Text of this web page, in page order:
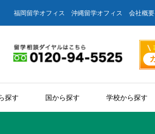
福岡留学オフィス 沖縄留学オフィス 会社概要
探す 国から探す 学校から探す